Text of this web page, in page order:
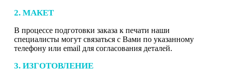
2. МАКЕТ
В процессе подготовки заказа к печати наши
специалисты могут связаться с Вами по указанному
телефону или email для согласования деталей.
3. ИЗГОТОВЛЕНИЕ